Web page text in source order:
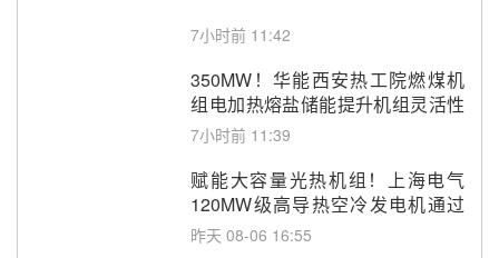
7小时前 11:42
350MW！华能西安热工院燃煤机
组电加热熔盐储能提升机组灵活性
改造项目初步设计第三方评审服务
7小时前 11:39
赋能大容量光热机组！上海电气
120MW级高导热空冷发电机通过
型式试验
昨天 08-06 16:55